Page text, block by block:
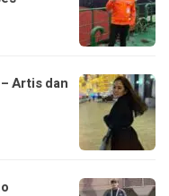
Artis dan